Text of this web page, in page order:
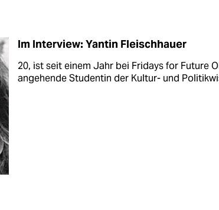
Im Interview: Yantin Fleischhauer
20, ist seit einem Jahr bei Fridays for Future
angehende Studentin der Kultur- und